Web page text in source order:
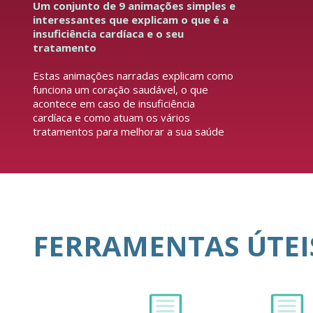
Um conjunto de 9 animações simples e
interessantes que explicam o que é a
insuficiência cardíaca e o seu
tratamento
Estas animações narradas explicam como
funciona um coração saudável, o que
acontece em caso de insuficiência
cardíaca e como atuam os vários
tratamentos para melhorar a sua saúde
FERRAMENTAS